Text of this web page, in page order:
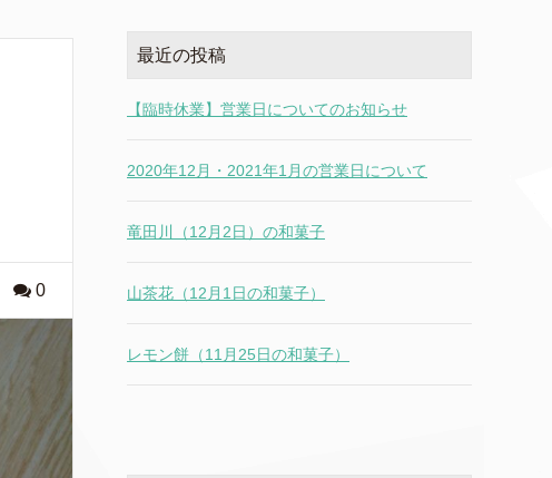
0
最近の投稿
【臨時休業】営業日についてのお知らせ
2020年12月・2021年1月の営業日について
竜田川（12月2日）の和菓子
山茶花（12月1日の和菓子）
レモン餅（11月25日の和菓子）